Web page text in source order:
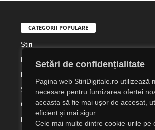
Setări de confidențialitate
Pagina web StiriDigitale.ro utilizează
necesare pentru furnizarea ofertei
aceasta să fie mai ușor de accesat,
eficient și mai sigur.
Cele mai multe dintre cookie-urile pe
CATEGORII POPULARE
Știri
Digital Lifestyle
Societate
Cultură
Religie